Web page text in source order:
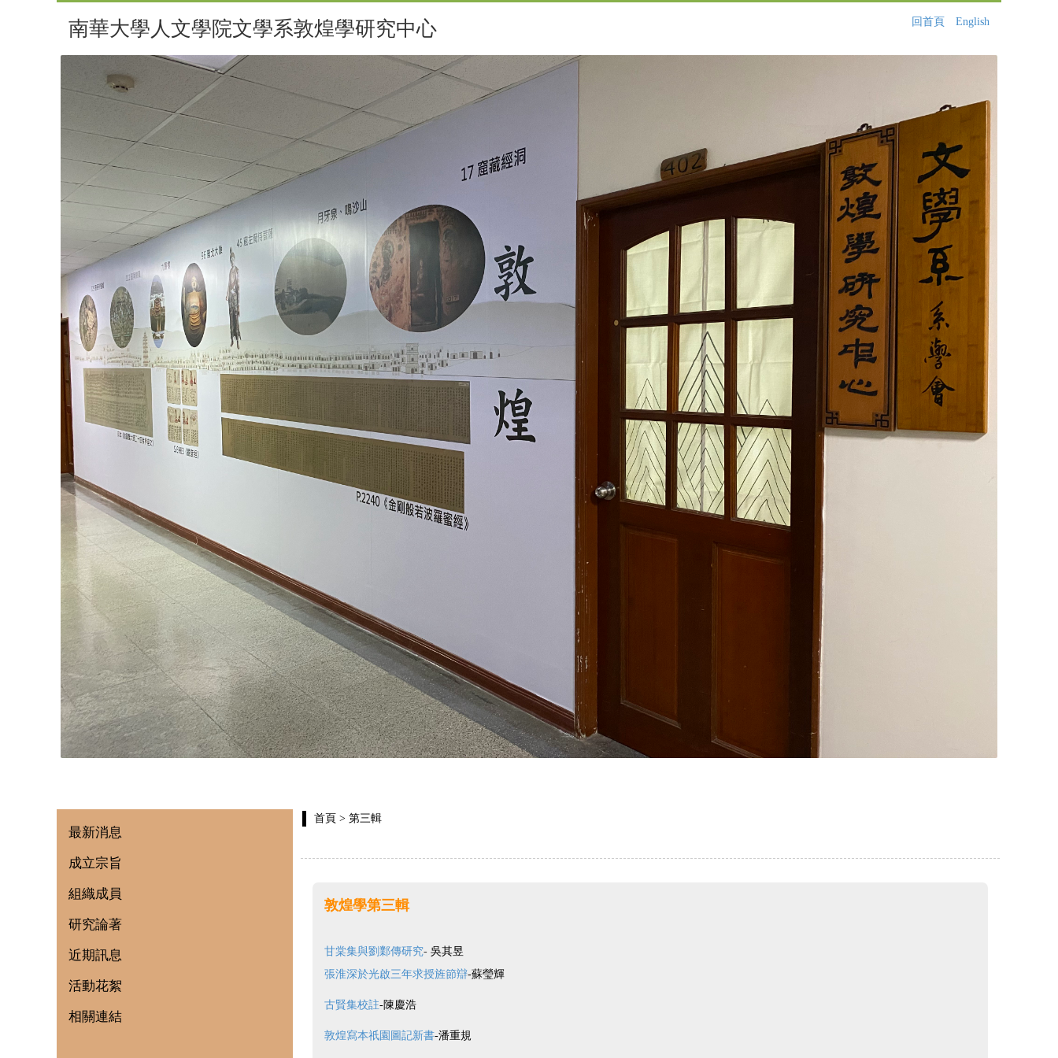
南華大學人文學院文學系敦煌學研究中心 回首頁 English
最新消息
成立宗旨
組織成員
研究論著
近期訊息
活動花絮
相關連結
首頁 > 第三輯
敦煌學第三輯
甘棠集與劉鄴傳研究- 吳其昱
張淮深於光啟三年求授旌節辯-蘇瑩輝
古賢集校註-陳慶浩
敦煌寫本祇園圖記新書-潘重規